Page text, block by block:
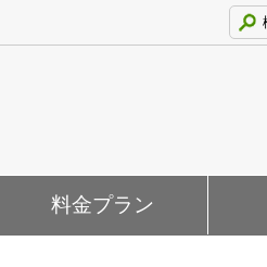
料金プラン